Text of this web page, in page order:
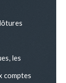
les
comptes